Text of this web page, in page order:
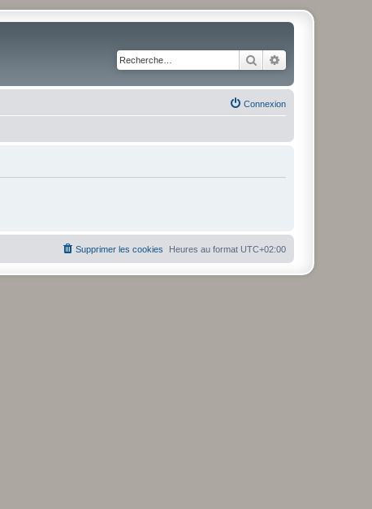
Rechercher
Connexion
Heures au format UTC+02:00
Supprimer les cookies